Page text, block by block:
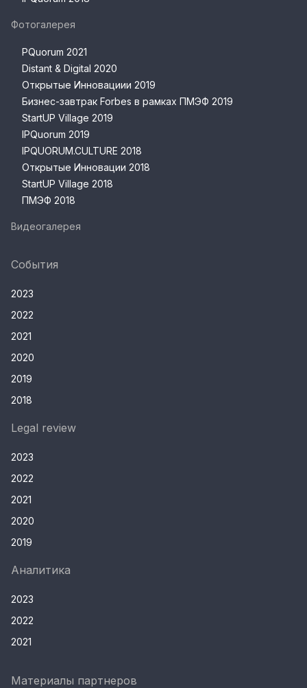
Фотогалерея
PQuorum 2021
Distant & Digital 2020
Открытые Инновациии 2019
Бизнес-завтрак Forbes в рамках ПМЭФ 2019
StartUP Village 2019
IPQuorum 2019
IPQUORUM.CULTURE 2018
Открытые Инновации 2018
StartUP Village 2018
ПМЭФ 2018
Видеогалерея
События
2023
2022
2021
2020
2019
2018
Legal review
2023
2022
2021
2020
2019
Аналитика
2023
2022
2021
Материалы партнеров